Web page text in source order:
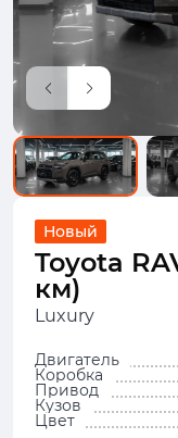
Новый
Toyota
км)
Luxury
Двигатель
Коробка
Привод
Кузов
Цвет